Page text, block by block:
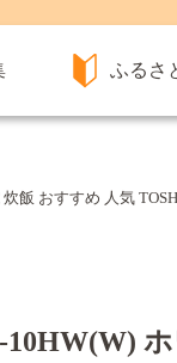
ふるさ
飯 おすすめ 人気
10HW(W)